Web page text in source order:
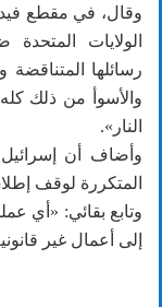
وقال، في مقطع
الولايات
رسائلها المتناقضة
والأسوأ من ذلك
النار».
وأضاف أن
المتكررة لوقف
وتابع بقائي: «أي
إلى أعمال غير